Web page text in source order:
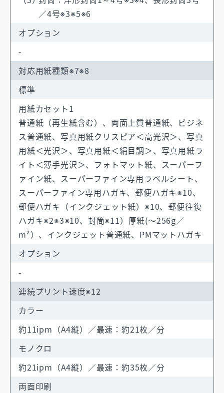
／4号※3※5※6
オプション
-
対応用紙種類※7※8
標準
用紙カセット1
普通紙（再生紙含む）、両面上質普通紙、ビジネ
ス普通紙、写真用紙クリスピア＜高光沢＞、写真
用紙＜光沢＞、写真用紙＜絹目調＞、写真用紙ラ
イト＜薄手光沢＞、フォトマット紙、スーパーフ
ァイン紙、スーパーファイン専用ラベルシート、
スーパーファイン専用ハガキ、郵便ハガキ※10、
郵便ハガキ（インクジェット紙）※10、郵便往復
ハガキ※2※3※10、封筒※11）厚紙(〜256g／
m²）、インクジェット普通紙、PMマットハガキ
オプション
-
連続プリント速度※12
カラー
約11ipm（A4縦）／最速：約21枚／分
モノクロ
約21ipm（A4縦）／最速：約35枚／分
両面印刷